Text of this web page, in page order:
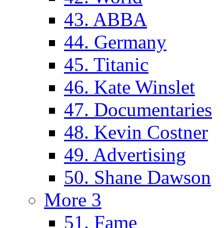
43. ABBA
44. Germany
45. Titanic
46. Kate Winslet
47. Documentaries
48. Kevin Costner
49. Advertising
50. Shane Dawson
More 3
51. Fame